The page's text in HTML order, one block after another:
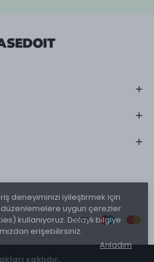
deneyiminizi iyileştirmek için
uygun çerezler
kullanıyoruz. Detaylı bilgiye
erişebilirsiniz.
Anladım
saklıdır.